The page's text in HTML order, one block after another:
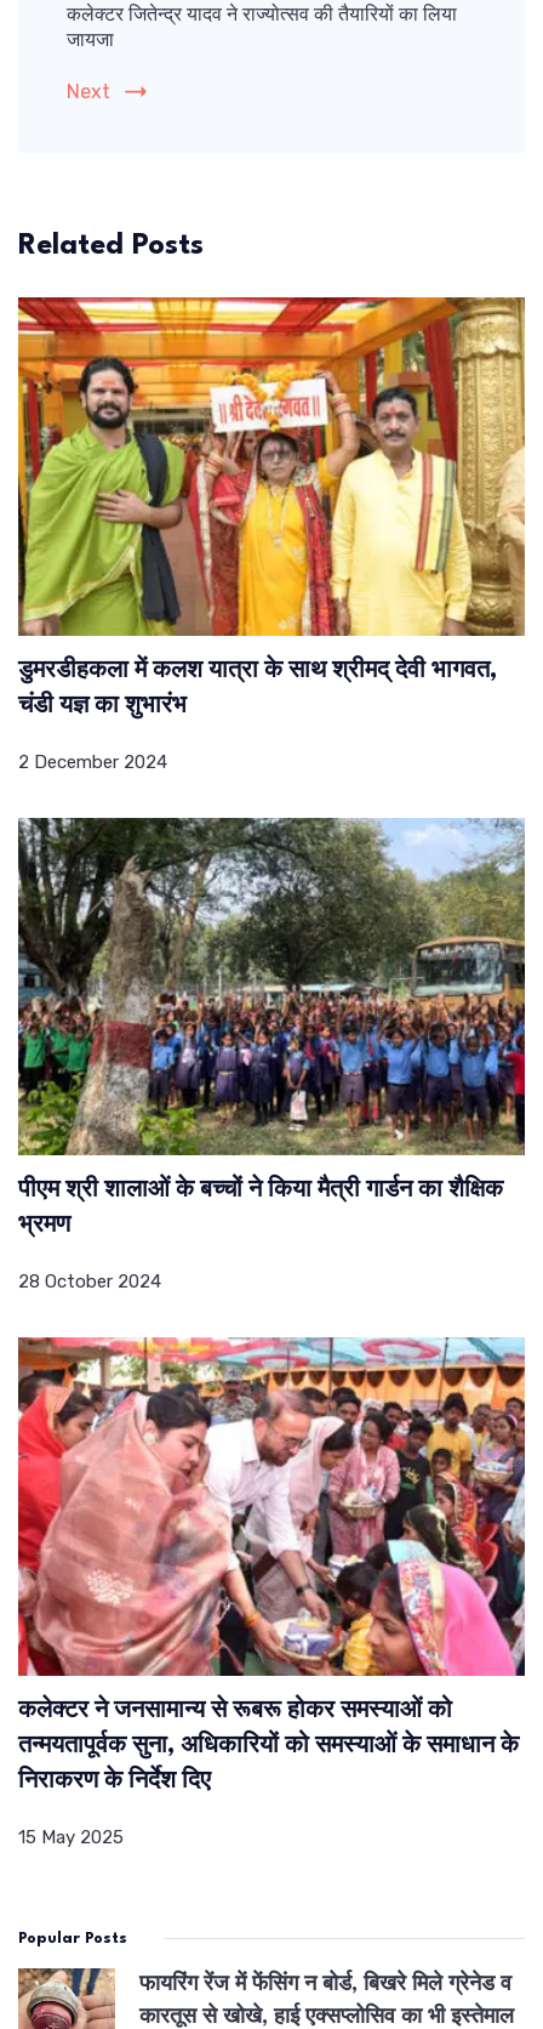
कलेक्टर जितेन्द्र यादव ने राज्योत्सव की तैयारियों का लिया
जायजा
Next
Related Posts
डुमरडीहकला में कलश यात्रा के साथ श्रीमद् देवी भागवत,
चंडी यज्ञ का शुभारंभ
2 December 2024
पीएम श्री शालाओं के बच्चों ने किया मैत्री गार्डन का शैक्षिक
भ्रमण
28 October 2024
कलेक्टर ने जनसामान्य से रूबरू होकर समस्याओं को
तन्मयतापूर्वक सुना, अधिकारियों को समस्याओं के समाधान के
निराकरण के निर्देश दिए
15 May 2025
Popular Posts
फायरिंग रेंज में फेंसिंग न बोर्ड, बिखरे मिले ग्रेनेड व
कारतूस से खोखे, हाई एक्सप्लोसिव का भी इस्तेमाल